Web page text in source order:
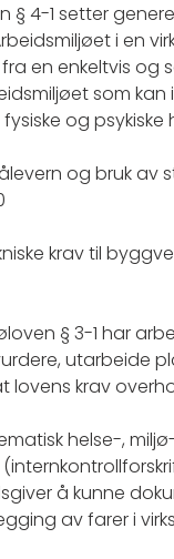
§ 4-1 setter
i en
en enkeltvis og
som kan
og psykiske
og bruk av
krav til
§ 3-1 har
utarbeide
lovens krav
helse-,
å kunne
av farer i